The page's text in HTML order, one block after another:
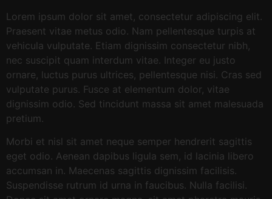
Lorem ipsum dolor sit amet, consectetur adipiscing elit.
Praesent vitae metus odio. Nam pellentesque turpis at
vehicula vulputate. Etiam dignissim consectetur nibh,
nec suscipit quam interdum vitae. Integer eu justo
ornare, luctus purus ultrices, pellentesque nisi. Cras sed
vulputate purus. Fusce at elementum dolor, vitae
dignissim odio. Sed tincidunt massa sit amet malesuada
pretium.
Morbi et nisl sit amet neque semper hendrerit sagittis
eget odio. Aenean dapibus ligula sem, id lacinia libero
accumsan in. Maecenas sagittis dignissim facilisis.
Suspendisse rutrum id urna in faucibus. Nulla facilisi.